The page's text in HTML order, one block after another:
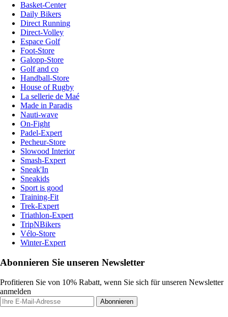
Basket-Center
Daily Bikers
Direct Running
Direct-Volley
Espace Golf
Foot-Store
Galopp-Store
Golf and co
Handball-Store
House of Rugby
La sellerie de Maé
Made in Paradis
Nauti-wave
On-Fight
Padel-Expert
Pecheur-Store
Slowood Interior
Smash-Expert
Sneak'In
Sneakids
Sport is good
Training-Fit
Trek-Expert
Triathlon-Expert
TripNBikers
Vélo-Store
Winter-Expert
Abonnieren Sie unseren Newsletter
Profitieren Sie von 10% Rabatt, wenn Sie sich für unseren Newsletter
anmelden
Abonnieren